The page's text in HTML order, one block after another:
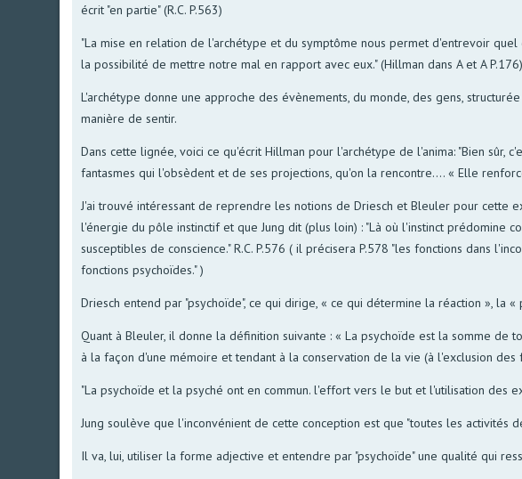
écrit "en partie" (R.C. P.563)
"La mise en relation de l'archétype et du symptôme nous permet d'entrevoir quel
la possibilité de mettre notre mal en rapport avec eux." (Hillman dans A et A P.176)
L'archétype donne une approche des évènements, du monde, des gens,
manière de sentir.
Dans cette lignée, voici ce qu'écrit Hillman pour l'archétype de l'anima: "Bien sûr,
fantasmes qui l'obsèdent et de ses projections, qu'on la rencontre.... « Elle
J'ai trouvé intéressant de reprendre les notions de Driesch et Bleuler pour cette
l'énergie du pôle instinctif et que Jung dit (plus loin) : "Là où l'instinct prédomine
susceptibles de conscience." R.C. P.576 ( il précisera P.578 "les fonctions dans
fonctions psychoïdes." )
Driesch entend par "psychoïde", ce qui dirige, « ce qui détermine la réaction », la
Quant à Bleuler, il donne la définition suivante : « La psychoïde est la somme
à la façon d'une mémoire et tendant à la conservation de la vie (à l'exclusion
"La psychoïde et la psyché ont en commun. l'effort vers le but et l'utilisation des
Jung soulève que l'inconvénient de cette conception est que "toutes les activités
Il va, lui, utiliser la forme adjective et entendre par "psychoïde" une qualité qui